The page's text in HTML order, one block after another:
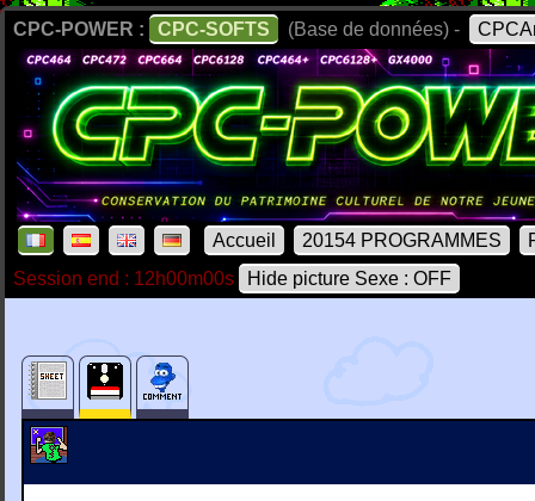
CPC-POWER : CPC-SOFTS (Base de données) -
Accueil 20154 PROGRAMMES
Session end : 12h00m00s
Hide picture Sexe : OFF